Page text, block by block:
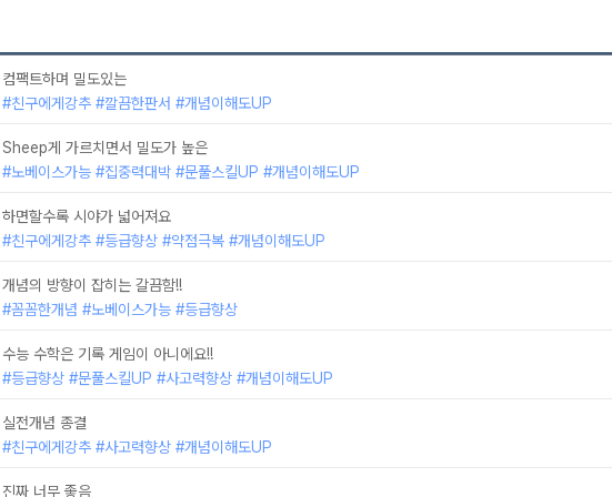
컴팩트하며 밀도있는
#친구에게강추 #깔끔한판서 #개념이해도UP
Sheep게 가르치면서 밀도가 높은
#노베이스가능 #집중력대박 #문풀스킬UP #개념이해도UP
하면할수록 시야가 넓어져요
#친구에게강추 #등급향상 #약점극복 #개념이해도UP
개념의 방향이 잡히는 갈끔함!!
#꼼꼼한개념 #노베이스가능 #등급향상
수능 수학은 기록 게임이 아니에요!!
#등급향상 #문풀스킬UP #사고력향상 #개념이해도UP
실전개념 종결
#친구에게강추 #사고력향상 #개념이해도UP
진짜 너무 좋음